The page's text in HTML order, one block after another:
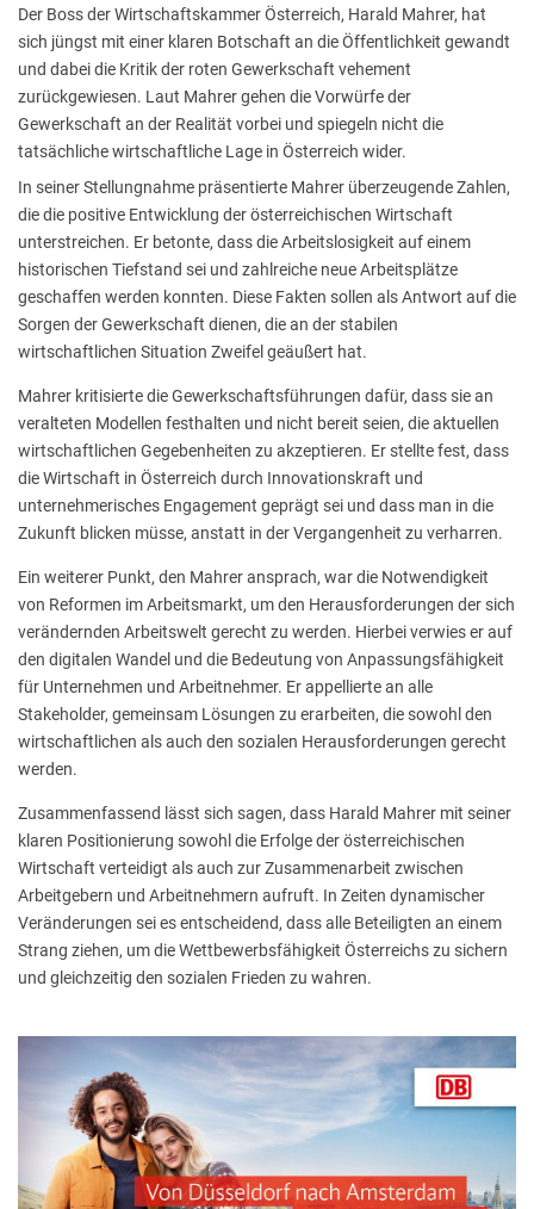
Der Boss der Wirtschaftskammer Österreich, Harald Mahrer, hat
sich jüngst mit einer klaren Botschaft an die Öffentlichkeit gewandt
und dabei die Kritik der roten Gewerkschaft vehement
zurückgewiesen. Laut Mahrer gehen die Vorwürfe der
Gewerkschaft an der Realität vorbei und spiegeln nicht die
tatsächliche wirtschaftliche Lage in Österreich wider.
In seiner Stellungnahme präsentierte Mahrer überzeugende Zahlen,
die die positive Entwicklung der österreichischen Wirtschaft
unterstreichen. Er betonte, dass die Arbeitslosigkeit auf einem
historischen Tiefstand sei und zahlreiche neue Arbeitsplätze
geschaffen werden konnten. Diese Fakten sollen als Antwort auf die
Sorgen der Gewerkschaft dienen, die an der stabilen
wirtschaftlichen Situation Zweifel geäußert hat.
Mahrer kritisierte die Gewerkschaftsführungen dafür, dass sie an
veralteten Modellen festhalten und nicht bereit seien, die aktuellen
wirtschaftlichen Gegebenheiten zu akzeptieren. Er stellte fest, dass
die Wirtschaft in Österreich durch Innovationskraft und
unternehmerisches Engagement geprägt sei und dass man in die
Zukunft blicken müsse, anstatt in der Vergangenheit zu verharren.
Ein weiterer Punkt, den Mahrer ansprach, war die Notwendigkeit
von Reformen im Arbeitsmarkt, um den Herausforderungen der sich
verändernden Arbeitswelt gerecht zu werden. Hierbei verwies er auf
den digitalen Wandel und die Bedeutung von Anpassungsfähigkeit
für Unternehmen und Arbeitnehmer. Er appellierte an alle
Stakeholder, gemeinsam Lösungen zu erarbeiten, die sowohl den
wirtschaftlichen als auch den sozialen Herausforderungen gerecht
werden.
Zusammenfassend lässt sich sagen, dass Harald Mahrer mit seiner
klaren Positionierung sowohl die Erfolge der österreichischen
Wirtschaft verteidigt als auch zur Zusammenarbeit zwischen
Arbeitgebern und Arbeitnehmern aufruft. In Zeiten dynamischer
Veränderungen sei es entscheidend, dass alle Beteiligten an einem
Strang ziehen, um die Wettbewerbsfähigkeit Österreichs zu sichern
und gleichzeitig den sozialen Frieden zu wahren.